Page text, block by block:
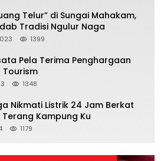
Telur” di Sungai Mahakam,
Tradisi Ngulur Naga
1399
Pela Terima Penghargaan
Tourism
1348
Nikmati Listrik 24 Jam Berkat
Kampung Ku
1179